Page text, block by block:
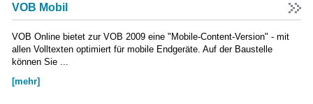
VOB Mobil
VOB Online bietet zur VOB 2009 eine "Mobile-Content-Version" - mit
allen Volltexten optimiert für mobile Endgeräte. Auf der Baustelle
können Sie ...
[mehr]